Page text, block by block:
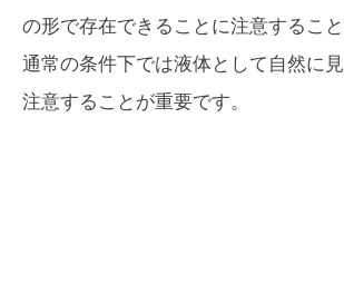
の形で存在できることに注意すること
通常の条件下では液体として自然に
注意することが重要です。